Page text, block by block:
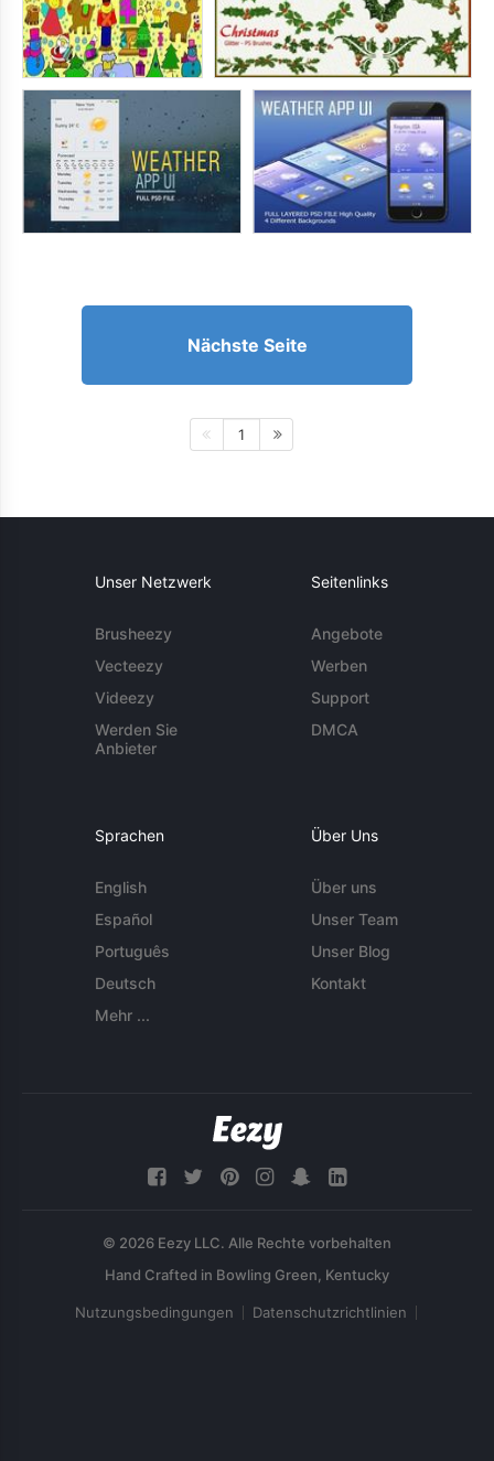
Nächste Seite
1
Unser Netzwerk
Brusheezy
Vecteezy
Videezy
Werden Sie
Anbieter
Seitenlinks
Angebote
Werben
Support
DMCA
Sprachen
English
Español
Português
Deutsch
Mehr ...
Über Uns
Über uns
Unser Team
Unser Blog
Kontakt
© 2026 Eezy LLC. Alle Rechte vorbehalten
Nutzungsbedingungen Datenschutzrichtlinien